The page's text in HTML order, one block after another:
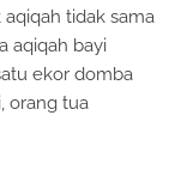
tidak sama
aqiqah bayi
ekor domba
orang tua